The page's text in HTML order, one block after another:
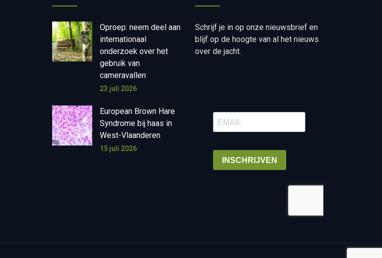
Oproep: neem deel aan
internationaal
onderzoek over het
gebruik van
cameravallen
23 juli 2026
European Brown Hare
Syndrome bij haas in
West-Vlaanderen
15 juli 2026
Schrijf je in op onze nieuwsbrief en
blijf op de hoogte van al het nieuws
over de jacht.